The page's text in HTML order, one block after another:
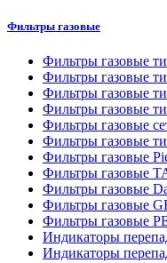
Фильтры газовые
Фильтры газовые
Фильтры газовые
Фильтры газовые
Фильтры газовые
Фильтры газовые
Фильтры газовые
Фильтры газовые
Фильтры газовые
Фильтры газовые
Фильтры газовые
Фильтры газовые
Индикаторы
Индикаторы